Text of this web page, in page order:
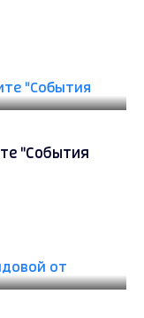
"События